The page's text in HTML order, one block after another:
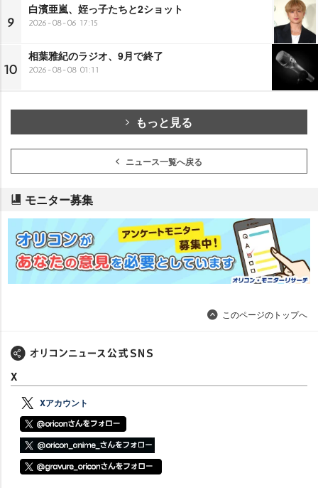
9
白濱亜嵐、姪っ子たちと2ショット
2026-08-06 17:15
10
相葉雅紀のラジオ、9月で終了
2026-08-08 01:11
もっと見る
ニュース一覧へ戻る
モニター募集
このページのトップへ
X
Xアカウント